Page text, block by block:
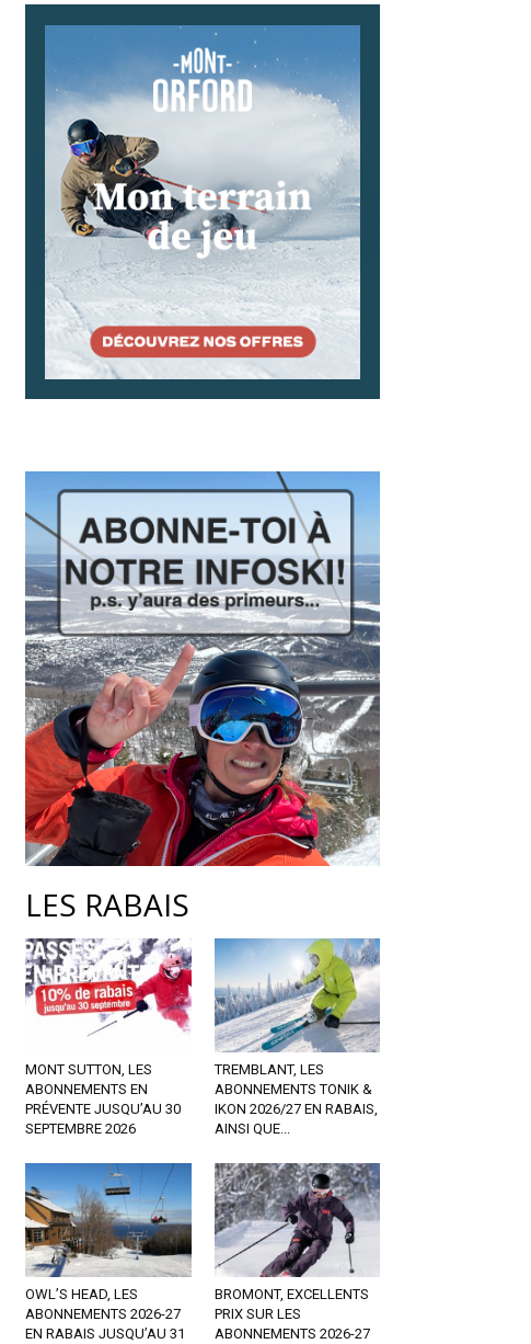
LES RABAIS
MONT SUTTON, LES
ABONNEMENTS EN
PRÉVENTE JUSQU’AU 30
SEPTEMBRE 2026
TREMBLANT, LES
ABONNEMENTS TONIK &
IKON 2026/27 EN RABAIS,
AINSI QUE...
OWL’S HEAD, LES
ABONNEMENTS 2026-27
EN RABAIS JUSQU’AU 31
BROMONT, EXCELLENTS
PRIX SUR LES
ABONNEMENTS 2026-27